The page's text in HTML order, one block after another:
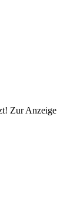
Zur Anzeige